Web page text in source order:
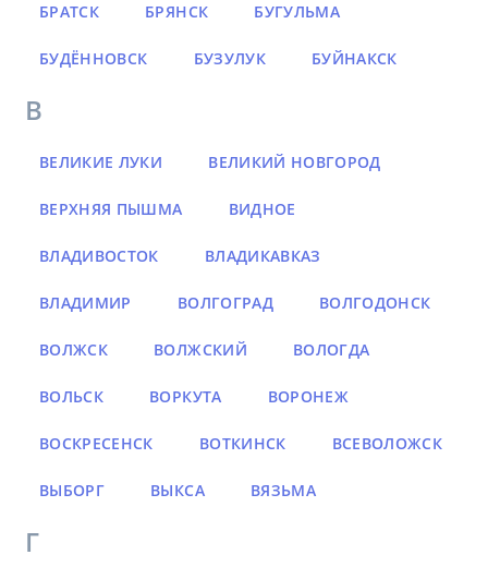
БРАТСК БРЯНСК БУГУЛЬМА
БУДЁННОВСК БУЗУЛУК БУЙНАКСК
В
ВЕЛИКИЕ ЛУКИ ВЕЛИКИЙ НОВГОРОД
ВЕРХНЯЯ ПЫШМА ВИДНОЕ
ВЛАДИВОСТОК ВЛАДИКАВКАЗ
ВЛАДИМИР ВОЛГОГРАД ВОЛГОДОНСК
ВОЛЖСК ВОЛЖСКИЙ ВОЛОГДА
ВОЛЬСК ВОРКУТА ВОРОНЕЖ
ВОСКРЕСЕНСК ВОТКИНСК ВСЕВОЛОЖСК
ВЫБОРГ ВЫКСА ВЯЗЬМА
Г